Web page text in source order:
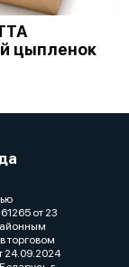
цыпленок
от 23
торговом
24.09.2024